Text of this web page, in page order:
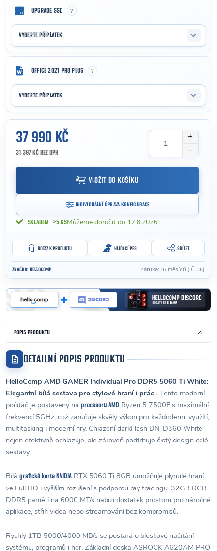
UPGRADE SSD ?
VYBERTE PŘÍPLATEK
OFFICE 2021 PRO PLUS ?
VYBERTE PŘÍPLATEK
37 990 KČ
31 397 KČ BEZ DPH
VLOŽIT DO KOŠÍKU
INDIVIDUÁLNÍ ÚPRAVA KONFIGURACE
SKLADEM >5 KS 17.8.2026
DOTAZ K PRODUKTU HLÍDACÍ PES SDÍLET
ZNAČKA: HELLOCOMP Záruka:36 měsíců (IČ 36)
POPIS PRODUKTU
DETAILNÍ POPIS PRODUKTU
HelloComp AMD GAMER Individual Pro DDR5 5060 Ti White:
Elegantní bílá sestava pro stylové hraní i práci. Tento moderní
počítač je postavený na procesoru AMD Ryzen 5 7500F s maximální
frekvencí 5GHz, což zaručuje skvělý výkon pro každodenní využití,
multitasking i moderní hry. Chlazení darkFlash DN-D360 White
nejen efektivně ochlazuje, ale zároveň podtrhuje čistý design celé
sestavy.
Bílá grafická karta NVIDIA RTX 5060 Ti 8GB umožňuje plynulé hraní
ve Full HD i vyšším rozlišení s podporou ray tracingu. 32GB RGB
DDR5 paměti na 6000 MT/s nabízí dostatek prostoru pro náročné
aplikace, střih videa nebo streamování bez kompromisů.
Rychlý 1TB 5000/4000 MB/s se postará o bleskové načítání
systému, programů i her. Základní deska ASROCK A620AM PRO